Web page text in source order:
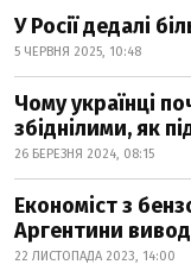
У Росії дедалі
5 ЧЕРВНЯ 2025, 10:48
Чому українці
збіднілими, як
26 БЕРЕЗНЯ 2024, 08:15
Економіст з
Аргентини
22 ЛИСТОПАДА 2023, 14:00